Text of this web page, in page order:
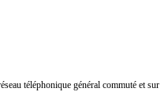
téléphonique général commuté et sur